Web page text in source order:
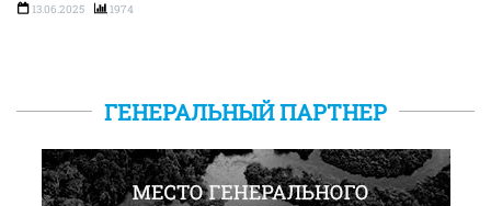
13.06.2025 1974
ГЕНЕРАЛЬНЫЙ ПАРТНЕР